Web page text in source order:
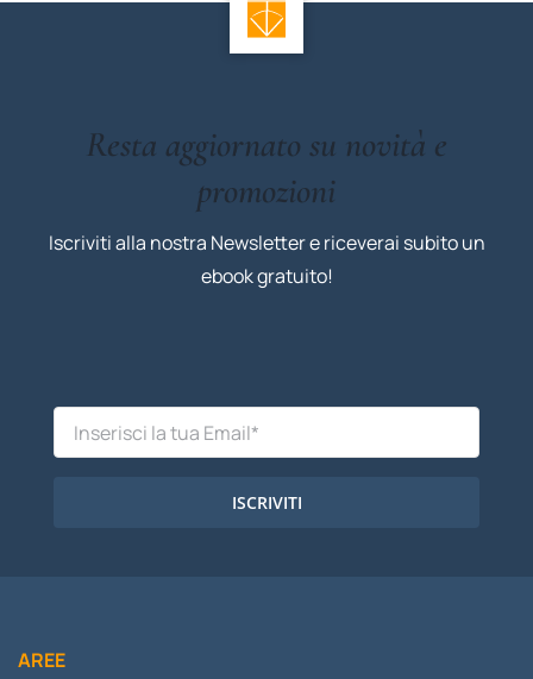
Resta aggiornato su novità e
promozioni
Iscriviti alla nostra Newsletter e riceverai subito un
ebook gratuito!
ISCRIVITI
AREE